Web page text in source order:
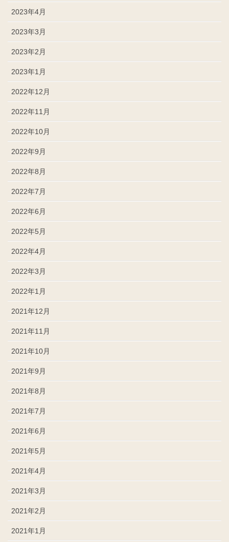
2023年4月
2023年3月
2023年2月
2023年1月
2022年12月
2022年11月
2022年10月
2022年9月
2022年8月
2022年7月
2022年6月
2022年5月
2022年4月
2022年3月
2022年1月
2021年12月
2021年11月
2021年10月
2021年9月
2021年8月
2021年7月
2021年6月
2021年5月
2021年4月
2021年3月
2021年2月
2021年1月